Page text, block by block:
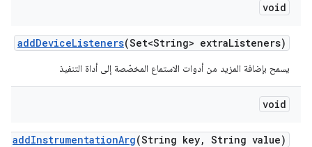
void
addDeviceListeners(Set<String> extraListeners)
يسمح بإضافة المزيد من أدوات الاستماع المخصّصة إلى أداة التنفيذ
void
addInstrumentationArg(String key, String value)